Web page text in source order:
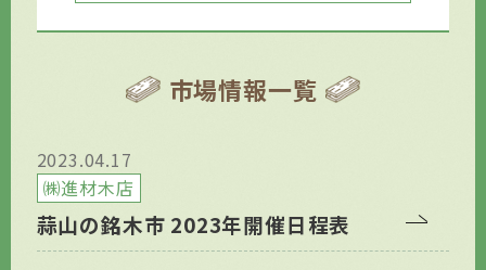
市場情報一覧
2023.04.17
㈱進材木店
蒜山の銘木市 2023年開催日程表